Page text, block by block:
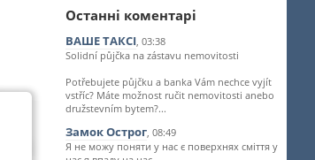
Останні коментарі
ВАШЕ ТАКСІ, 03:38
Solidní půjčka na zástavu nemovitosti
Potřebujete půjčku a banka Vám nechce vyjít
vstříc? Máte možnost ručit nemovitosti anebo
družstevním bytem?...
Замок Острог, 08:49
Я не можу поняти у нас є поверхнях сміття у